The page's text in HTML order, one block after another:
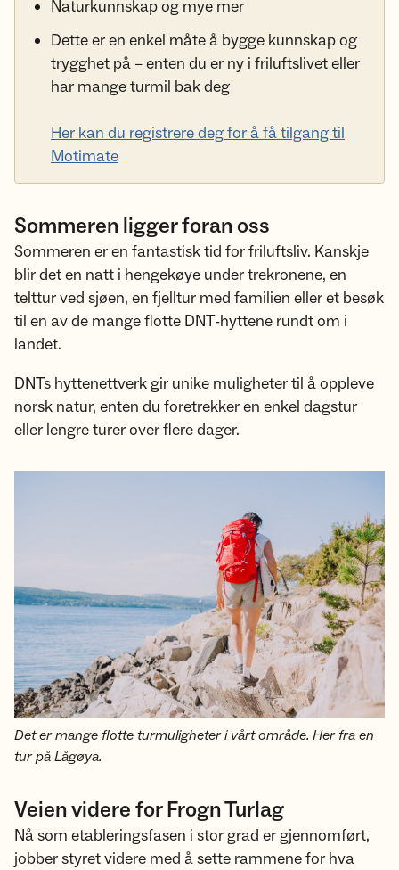
Naturkunnskap og mye mer
Dette er en enkel måte å bygge kunnskap og
trygghet på – enten du er ny i friluftslivet eller
har mange turmil bak deg
Her kan du registrere deg for å få tilgang til
Motimate
Sommeren ligger foran oss
Sommeren er en fantastisk tid for friluftsliv. Kanskje
blir det en natt i hengekøye under trekronene, en
telttur ved sjøen, en fjelltur med familien eller et besøk
til en av de mange flotte DNT-hyttene rundt om i
landet.
DNTs hyttenettverk gir unike muligheter til å oppleve
norsk natur, enten du foretrekker en enkel dagstur
eller lengre turer over flere dager.
Det er mange flotte turmuligheter i vårt område. Her fra en
tur på Lågøya.
Veien videre for Frogn Turlag
Nå som etableringsfasen i stor grad er gjennomført,
jobber styret videre med å sette rammene for hva